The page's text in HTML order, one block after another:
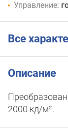
Управление:
Все
Описание
2000 кд/м².